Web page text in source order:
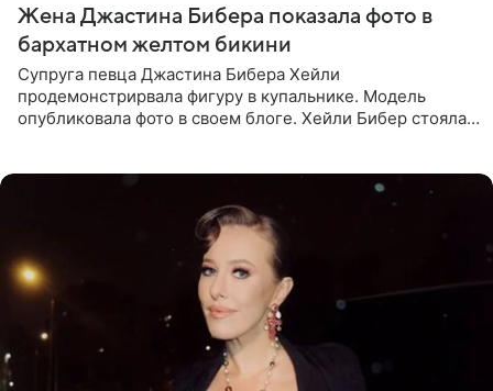
Жена Джастина Бибера показала фото в
бархатном желтом бикини
Супруга певца Джастина Бибера Хейли
продемонстрирвала фигуру в купальнике. Модель
опубликовала фото в своем блоге. Хейли Бибер стояла